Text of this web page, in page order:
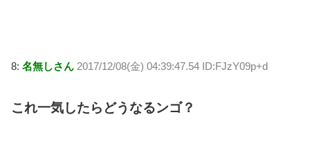
8: 名無しさん 2017/12/08(金) 04:39:47.54 ID:FJzY09p+d
これ一気したらどうなるンゴ？